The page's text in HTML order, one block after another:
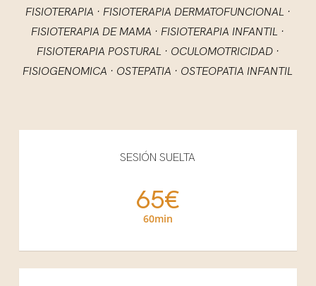
FISIOTERAPIA · FISIOTERAPIA DERMATOFUNCIONAL ·
FISIOTERAPIA DE MAMA · FISIOTERAPIA INFANTIL ·
FISIOTERAPIA POSTURAL · OCULOMOTRICIDAD ·
FISIOGENOMICA · OSTEPATIA · OSTEOPATIA INFANTIL
SESIÓN SUELTA
65€
60min